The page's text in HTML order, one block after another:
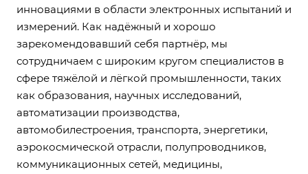
инновациями в области электронных испытаний и
измерений. Как надёжный и хорошо
зарекомендовавший себя партнёр, мы
сотрудничаем с широким кругом специалистов в
сфере тяжёлой и лёгкой промышленности, таких
как образования, научных исследований,
автоматизации производства,
автомобилестроения, транспорта, энергетики,
аэрокосмической отрасли, полупроводников,
коммуникационных сетей, медицины,